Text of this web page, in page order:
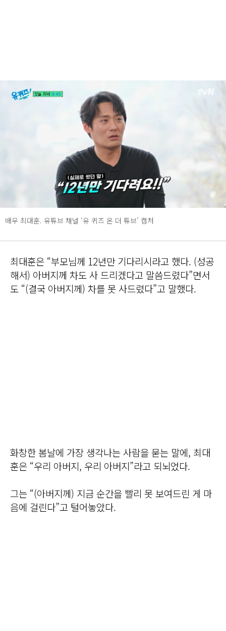
배우 최대훈. 유튜브 채널 ‘유 퀴즈 온 더 튜브’ 캡처
최대훈은 “부모님께 12년만 기다리시라고 했다. (성공
해서) 아버지께 차도 사 드리겠다고 말씀드렸다”면서
도 “(결국 아버지께) 차를 못 사드렸다”고 말했다.
화창한 봄날에 가장 생각나는 사람을 묻는 말에, 최대
훈은 “우리 아버지, 우리 아버지”라고 되뇌었다.
그는 “(아버지께) 지금 순간을 빨리 못 보여드린 게 마
음에 걸린다”고 털어놓았다.